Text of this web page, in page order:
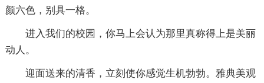
颜六色，别具一格。
进入我们的校园，你马上会认为那里真称得上是美丽
动人。
迎面送来的清香，立刻使你感觉生机勃勃。雅典美观